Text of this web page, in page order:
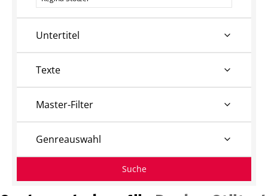
Untertitel
Texte
Master-Filter
Genreauswahl
Suche